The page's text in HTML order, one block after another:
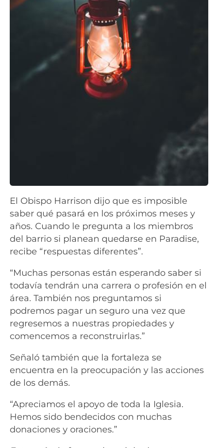
El Obispo Harrison dijo que es imposible
saber qué pasará en los próximos meses y
años. Cuando le pregunta a los miembros
del barrio si planean quedarse en Paradise,
recibe “respuestas diferentes”.
“Muchas personas están esperando saber si
todavía tendrán una carrera o profesión en el
área. También nos preguntamos si
podremos pagar un seguro una vez que
regresemos a nuestras propiedades y
comencemos a reconstruirlas.”
Señaló también que la fortaleza se
encuentra en la preocupación y las acciones
de los demás.
“Apreciamos el apoyo de toda la Iglesia.
Hemos sido bendecidos con muchas
donaciones y oraciones.”